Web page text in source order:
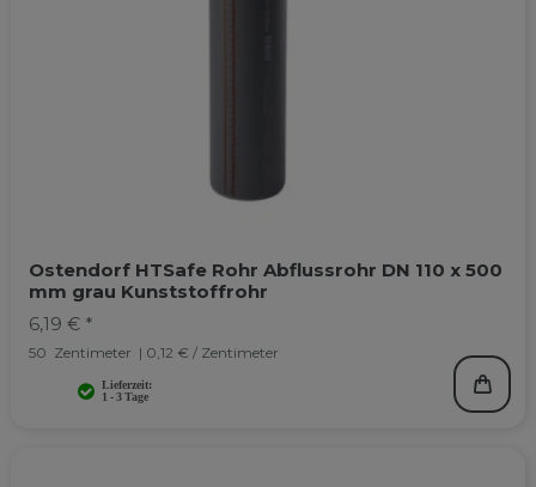
Ostendorf HTSafe Rohr Abflussrohr DN 110 x 500
mm grau Kunststoffrohr
6,19 € *
50 Zentimeter | 0,12 € / Zentimeter